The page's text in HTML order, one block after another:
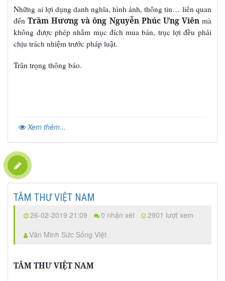
Những ai lợi dụng danh nghĩa, hìnhảnh, thông tin… liên quan
đếnTrầm Hương và ông Nguyễn Phúc Ưng Viên mà
không được phép nhằm mục đích mua bán, trục lợi đều phải
chịu trách nhiệm trước pháp luật.
Trân trọng thông báo.
Xem thêm...
TÂM THƯ VIỆT NAM
26-02-2019 21:09 0 nhận xét
2901 lượt xem
Văn Minh Sức Sống Việt
TÂM THƯ VIỆT NAM